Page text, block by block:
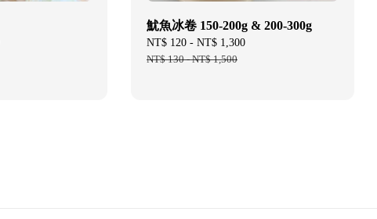
魷魚冰卷 150-200g & 200-300g
Sale
price
NT$ 120 - NT$ 1,300
NT$ 130-NT$ 1,500